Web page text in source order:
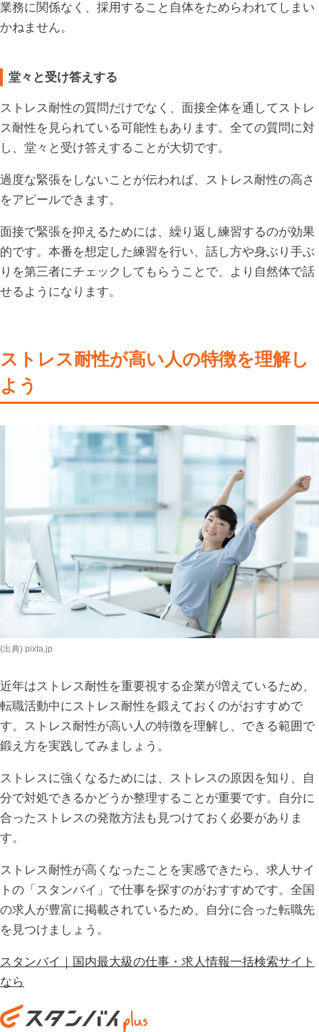
業務に関係なく、採用すること自体をためらわれてしまい
かねません。
堂々と受け答えする
ストレス耐性の質問だけでなく、面接全体を通してストレ
ス耐性を見られている可能性もあります。全ての質問に対
し、堂々と受け答えすることが大切です。
過度な緊張をしないことが伝われば、ストレス耐性の高さ
をアピールできます。
面接で緊張を抑えるためには、繰り返し練習するのが効果
的です。本番を想定した練習を行い、話し方や身ぶり手ぶ
りを第三者にチェックしてもらうことで、より自然体で話
せるようになります。
ストレス耐性が高い人の特徴を理解し
よう
(出典) pixta.jp
近年はストレス耐性を重要視する企業が増えているため、
転職活動中にストレス耐性を鍛えておくのがおすすめで
す。ストレス耐性が高い人の特徴を理解し、できる範囲で
鍛え方を実践してみましょう。
ストレスに強くなるためには、ストレスの原因を知り、自
分で対処できるかどうか整理することが重要です。自分に
合ったストレスの発散方法も見つけておく必要がありま
す。
ストレス耐性が高くなったことを実感できたら、求人サイ
トの「スタンバイ」で仕事を探すのがおすすめです。全国
の求人が豊富に掲載されているため、自分に合った転職先
を見つけましょう。
スタンバイ｜国内最大級の仕事・求人情報一括検索サイト
なら